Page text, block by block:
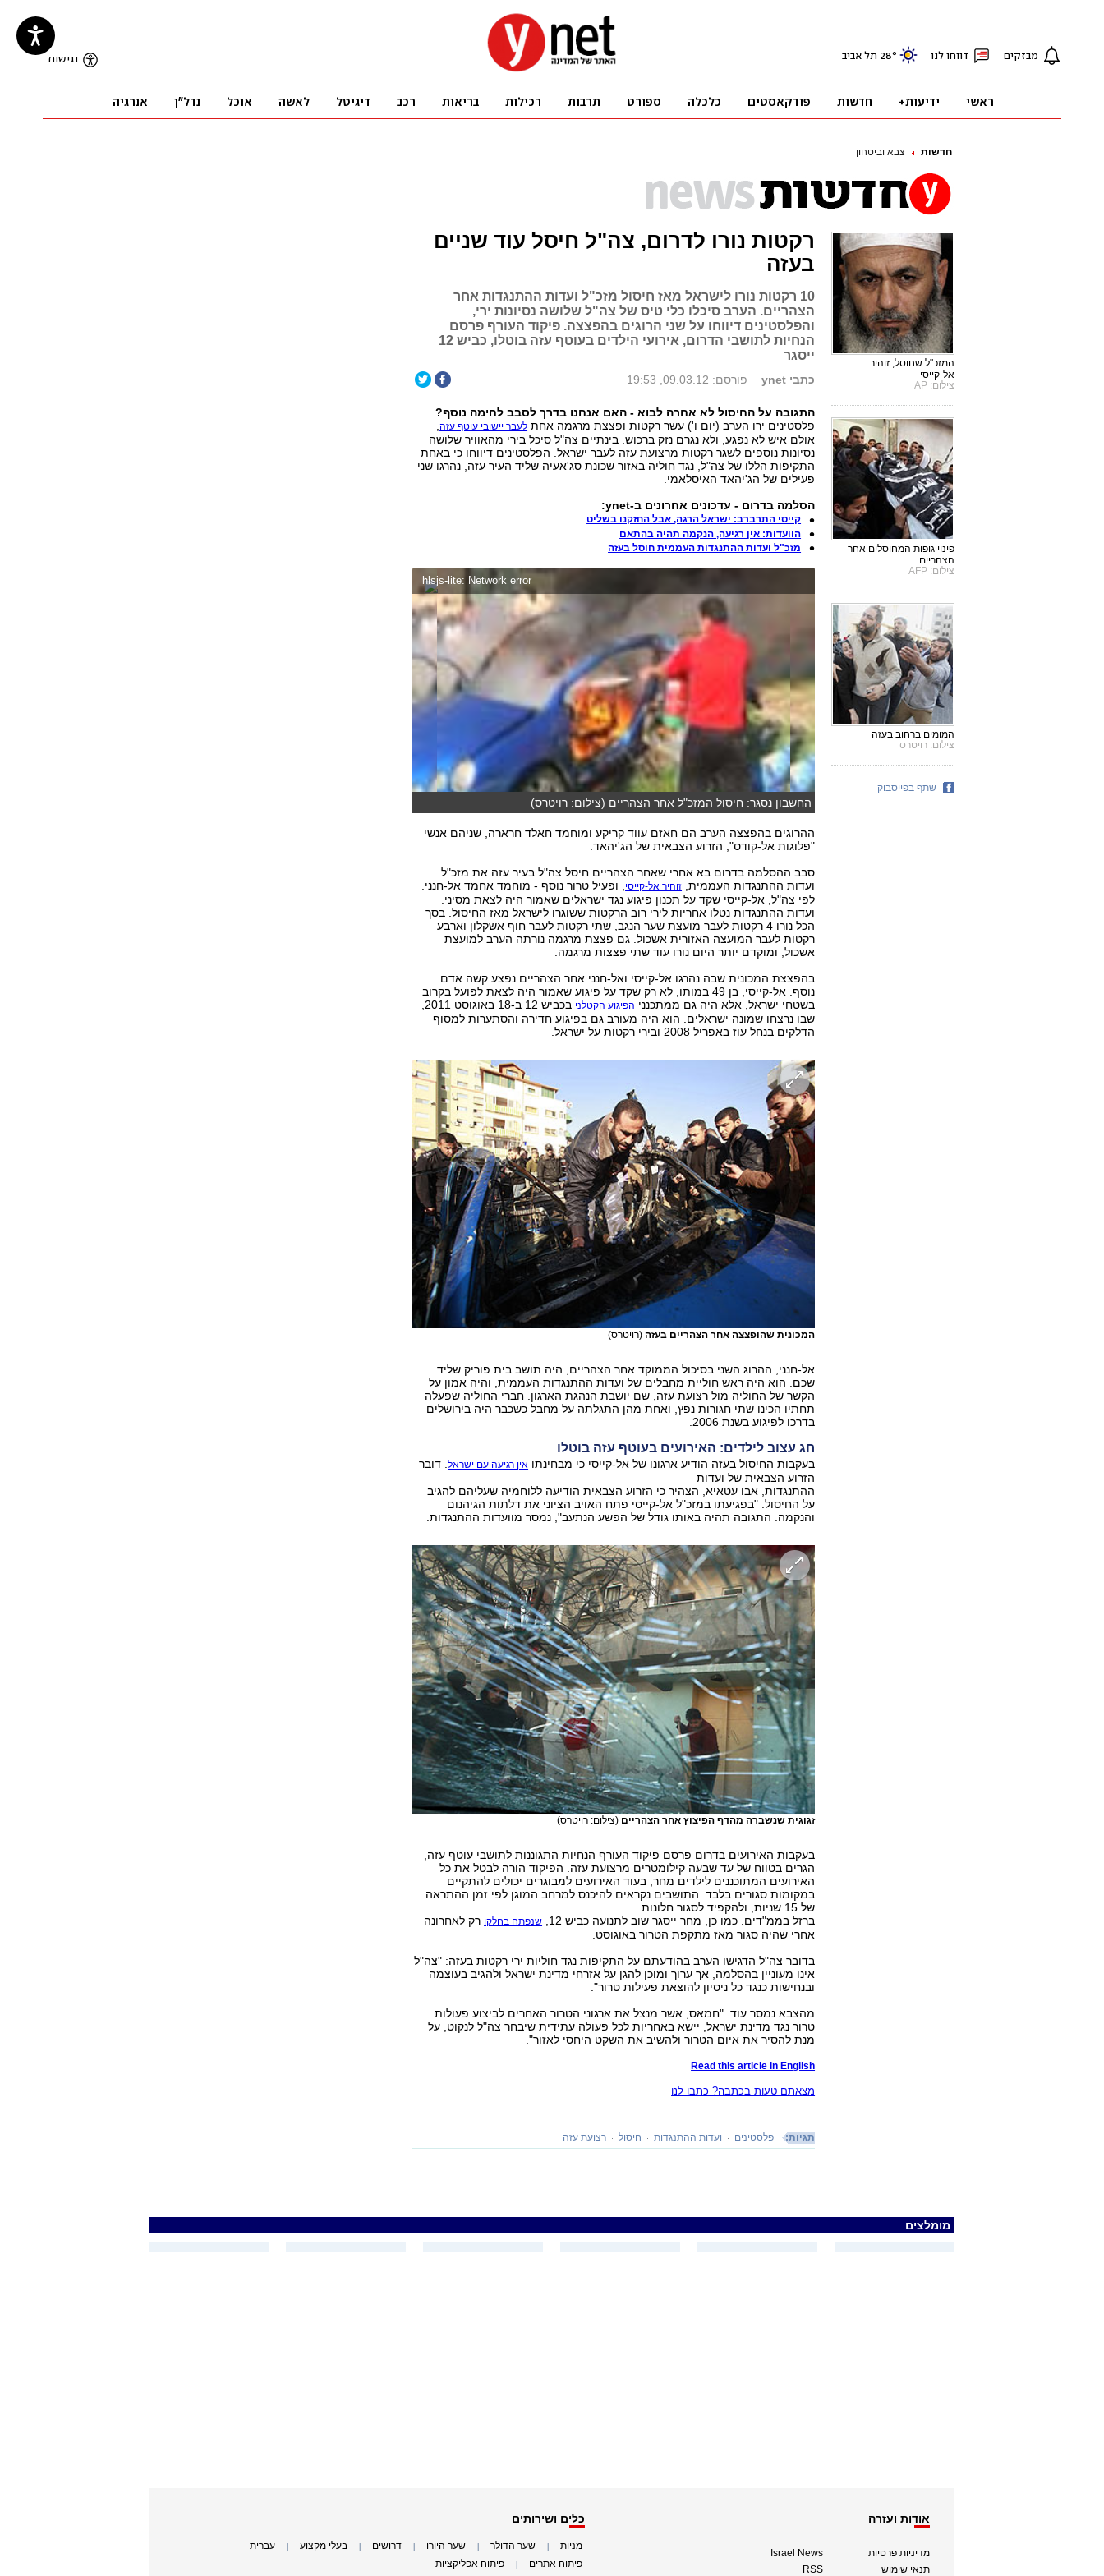
חדשות צבא וביטחון
רקטות נורו לדרום, צה"ל חיסל עוד שניים
בעזה
10 רקטות נורו לישראל מאז חיסול מזכ"ל ועדות ההתנגדות אחר
הצהריים. הערב סיכלו כלי טיס של צה"ל שלושה נסיונות ירי,
והפלסטינים דיווחו על שני הרוגים בהפצצה. פיקוד העורף פרסם
הנחיות לתושבי הדרום, אירועי הילדים בעוטף עזה בוטלו, כביש 12
ייסגר
כתבי ynet פורסם: 09.03.12, 19:53
התגובה על החיסול לא אחרה לבוא - האם אנחנו בדרך לסבב לחימה נוסף?
פלסטינים ירו הערב (יום ו') עשר רקטות ופצצת מרגמה אחת לעבר יישובי עוטף עזה,
אולם איש לא נפגע, ולא נגרם נזק ברכוש. בינתיים צה"ל סיכל בירי מהאוויר שלושה
נסיונות נוספים לשגר רקטות מרצועת עזה לעבר ישראל. הפלסטינים דיווחו כי באחת
התקיפות הללו של צה"ל, נגד חוליה באזור שכונת סג'אעיה שליד העיר עזה, נהרגו שני
פעילים של הג'יהאד האיסלאמי.
הסלמה בדרום - עדכונים אחרונים ב-ynet:
קייסי התרברב: ישראל הרגה, אבל החזקנו בשליט
הוועדות: אין רגיעה, הנקמה תהיה בהתאם
מזכ"ל ועדות ההתנגדות העממית חוסל בעזה
hlsjs-lite: Network error
החשבון נסגר: חיסול המזכ"ל אחר הצהריים (צילום: רויטרס)
ההרוגים בהפצצה הערב הם חאזם עווד קריקע ומוחמד חאלד חרארה, שניהם אנשי
"פלוגות אל-קודס", הזרוע הצבאית של הג'יהאד.
סבב ההסלמה בדרום בא אחרי שאחר הצהריים חיסל צה"ל בעיר עזה את מזכ"ל
ועדות ההתנגדות העממית, זוהיר אל-קייסי
, ופעיל טרור נוסף - מוחמד אחמד אל-חנני.
לפי צה"ל, אל-קייסי שקד על תכנון פיגוע נגד ישראלים שאמור היה לצאת מסיני.
ועדות ההתנגדות נטלו אחריות לירי רוב הרקטות ששוגרו לישראל מאז החיסול. בסך
הכל נורו 4 רקטות לעבר מועצת שער הנגב, שתי רקטות לעבר חוף אשקלון וארבע
רקטות לעבר המועצה האזורית אשכול. גם פצצת מרגמה נורתה הערב למועצת
אשכול, ומוקדם יותר היום נורו עוד שתי פצצות מרגמה.
בהפצצת המכונית שבה נהרגו אל-קייסי ואל-חנני אחר הצהריים נפצע קשה אדם
נוסף. אל-קייסי, בן 49 במותו, לא רק שקד על פיגוע שאמור היה לצאת לפועל בקרוב
בשטחי ישראל, אלא היה גם ממתכנני הפיגוע הקטלני
שבו נרצחו שמונה ישראלים. הוא היה מעורב גם בפיגוע חדירה והסתערות למסוף
הדלקים בנחל עוז באפריל 2008 ובירי רקטות על ישראל.
המכונית שהופצצה אחר הצהריים בעזה (רויטרס)
אל-חנני, ההרוג השני בסיכול הממוקד אחר הצהריים, היה תושב בית פוריק שליד
שכם. הוא היה ראש חוליית מחבלים של ועדות ההתנגדות העממית, והיה אמון על
הקשר של החוליה מול רצועת עזה, שם יושבת הנהגת הארגון. חברי החוליה שפעלה
תחתיו הכינו שתי חגורות נפץ, ואחת מהן התגלתה על מחבל כשכבר היה בירושלים
בדרכו לפיגוע בשנת 2006.
חג עצוב לילדים: האירועים בעוטף עזה בוטלו
בעקבות החיסול בעזה הודיע ארגונו של אל-קייסי כי מבחינתו אין רגיעה עם ישראל. דובר
הזרוע הצבאית של ועדות
ההתנגדות, אבו עטאיא, הצהיר כי הזרוע הצבאית הודיעה ללוחמיה שעליהם להגיב
על החיסול. "בפגיעתו במזכ"ל אל-קייסי פתח האויב הציוני את דלתות הגיהנום
והנקמה. התגובה תהיה באותו גודל של הפשע הנתעב", נמסר מוועדות ההתנגדות.
זגוגית שנשברה מהדף הפיצוץ אחר הצהריים (צילום: רויטרס)
בעקבות האירועים בדרום פרסם פיקוד העורף הנחיות התגוננות לתושבי עוטף עזה,
הגרים בטווח של עד שבעה קילומטרים מרצועת עזה. הפיקוד הורה לבטל את כל
האירועים המתוכננים לילדים מחר, בעוד האירועים למבוגרים יכולים להתקיים
במקומות סגורים בלבד. התושבים נקראים להיכנס למרחב המוגן לפי זמן ההתראה
של 15 שניות, ולהקפיד לסגור חלונות
ברזל בממ"דים. כמו כן, מחר ייסגר שוב לתנועה כביש 12,
שנפתח בחלקו רק לאחרונה
אחרי שהיה סגור מאז מתקפת הטרור באוגוסט.
בדובר צה"ל הדגישו הערב בהודעתם על התקיפות נגד חוליות ירי רקטות בעזה: "צה"ל
אינו מעוניין בהסלמה, אך ערוך ומוכן להגן על אזרחי מדינת ישראל ולהגיב בעוצמה
ובנחישות כנגד כל ניסיון להוצאת פעילות טרור".
מהצבא נמסר עוד: "חמאס, אשר מנצל את ארגוני הטרור האחרים לביצוע פעולות
טרור נגד מדינת ישראל, יישא באחריות לכל פעולה עתידית שיבחר צה"ל לנקוט, על
מנת להסיר את איום הטרור ולהשיב את השקט היחסי לאזור".
Read this article in English
מצאתם טעות בכתבה? כתבו לנו
תגיות: פלסטינים ועדות ההתנגדות חיסול רצועת עזה
המזכ"ל שחוסל, זוהיר
אל-קייסי
צילום: AP
פינוי גופות המחוסלים אחר
הצהריים
צילום: AFP
המומים ברחוב בעזה
צילום: רויטרס
שתף בפייסבוק
מומלצים
אודות ועזרה
מדיניות פרטיות
תנאי שימוש
Israel News
RSS
כלים ושירותים
מניות שער הדולר שער היורו דרושים בעלי מקצוע עברית
פיתוח אתרים פיתוח אפליקציות